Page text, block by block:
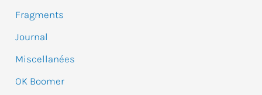
e
r
Fragments
Journal
Miscellanées
OK Boomer